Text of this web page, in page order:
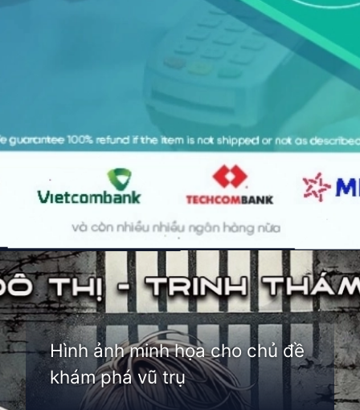
Đang mở https://thienvanhoc.edu.vn/truyen-chinh-phuc-vu-tru
Hình ảnh minh họa cho chủ đề
khám phá vũ trụ